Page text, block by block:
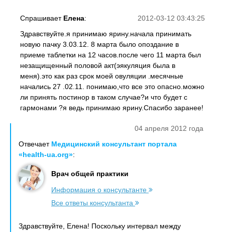
2012-03-12 03:43:25
Спрашивает Елена:
Здравствуйте.я принимаю ярину.начала принимать
новую пачку 3.03.12. 8 марта было опоздание в
приеме таблетки на 12 часов.после чего 11 марта был
незащищенный половой акт(эякуляция была в
меня).это как раз срок моей овуляции .месячные
начались 27 .02.11. понимаю,что все это опасно.можно
ли принять постинор в таком случае?и что будет с
гармонами ?я ведь принимаю ярину.Спасибо заранее!
04 апреля 2012 года
Отвечает Медицинский консультант портала
«health-ua.org»:
Врач общей практики
Информация о консультанте
Все ответы консультанта
Здравствуйте, Елена! Поскольку интервал между